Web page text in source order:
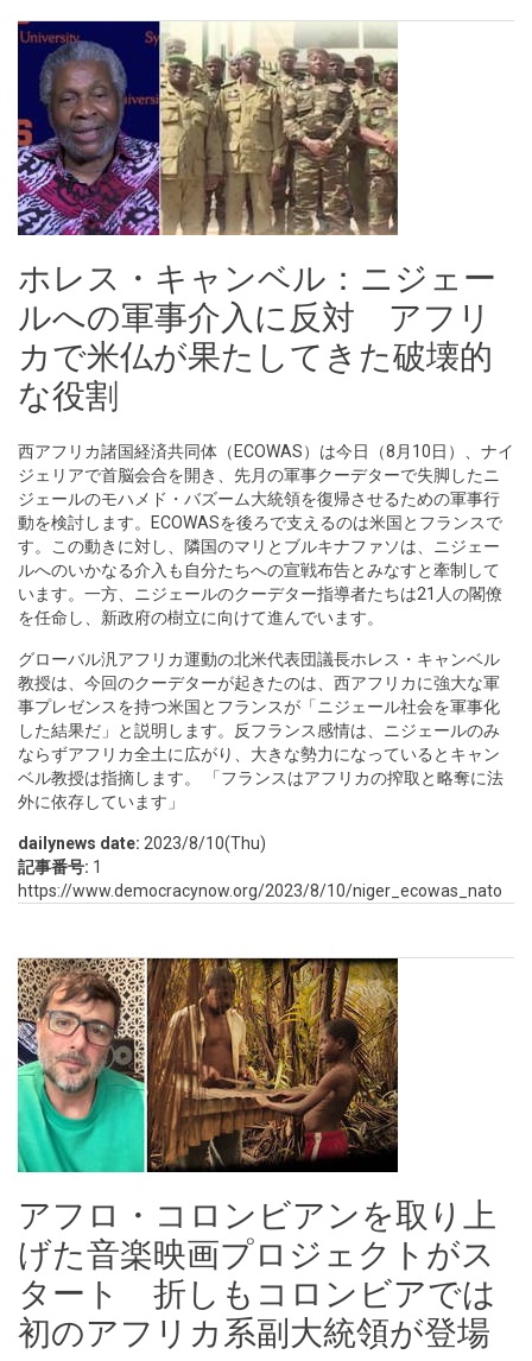
ホレス・キャンベル：ニジェー
ルへの軍事介入に反対 アフリ
カで米仏が果たしてきた破壊的
な役割
西アフリカ諸国経済共同体（ECOWAS）は今日（8月10日）、ナイ
ジェリアで首脳会合を開き、先月の軍事クーデターで失脚したニ
ジェールのモハメド・バズーム大統領を復帰させるための軍事行
動を検討します。ECOWASを後ろで支えるのは米国とフランスで
す。この動きに対し、隣国のマリとブルキナファソは、ニジェー
ルへのいかなる介入も自分たちへの宣戦布告とみなすと牽制して
います。一方、ニジェールのクーデター指導者たちは21人の閣僚
を任命し、新政府の樹立に向けて進んでいます。
グローバル汎アフリカ運動の北米代表団議長ホレス・キャンベル
教授は、今回のクーデターが起きたのは、西アフリカに強大な軍
事プレゼンスを持つ米国とフランスが「ニジェール社会を軍事化
した結果だ」と説明します。反フランス感情は、ニジェールのみ
ならずアフリカ全土に広がり、大きな勢力になっているとキャン
ベル教授は指摘します。 「フランスはアフリカの搾取と略奪に法
外に依存しています」
dailynews date: 2023/8/10(Thu)
記事番号: 1
https://www.democracynow.org/2023/8/10/niger_ecowas_nato
アフロ・コロンビアンを取り上
げた音楽映画プロジェクトがス
タート 折しもコロンビアでは
初のアフリカ系副大統領が登場